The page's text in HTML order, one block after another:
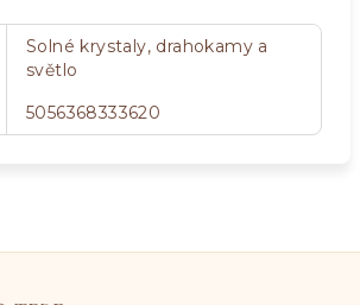
Solné krystaly, drahokamy a
světlo
5056368333620